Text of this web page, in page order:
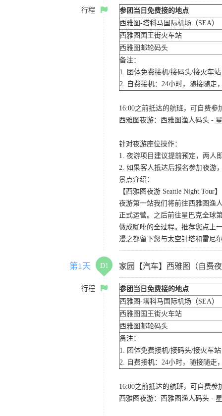
行程
参团当日免费接的地点
西雅图-塔科马国际机场（SEA）
西雅图国王街火车站
西雅图邮轮码头
备注：
1. 团体免费接机/接码头/接火车
2. 自费接机：24小时，随接随走
16:00之前抵达的航班，可自费参
西雅图夜游：西雅图渔人码头 -
针对夜游座位操作：
1. 夜游项目建议提前预定，两人
2. 如果客人抵达后报名参加夜游
景点介绍：
【西雅图夜游 Seattle Night Tour】
夜游第一站我们将前往西雅图渔
正式运营。之后前往星巴克全球
做成咖啡的全过程。推荐您点上
漫之都留下您与太空针塔和雷尼
第1天 D1 家园【汽车】西雅图（自费
行程
参团当日免费接的地点
西雅图-塔科马国际机场（SEA）
西雅图国王街火车站
西雅图邮轮码头
备注：
1. 团体免费接机/接码头/接火车
2. 自费接机：24小时，随接随走
16:00之前抵达的航班，可自费参
西雅图夜游：西雅图渔人码头 -